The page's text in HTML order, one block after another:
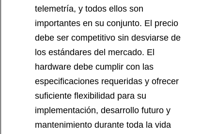
telemetría, y todos ellos son
importantes en su conjunto. El precio
debe ser competitivo sin desviarse de
los estándares del mercado. El
hardware debe cumplir con las
especificaciones requeridas y ofrecer
suficiente flexibilidad para su
implementación, desarrollo futuro y
mantenimiento durante toda la vida